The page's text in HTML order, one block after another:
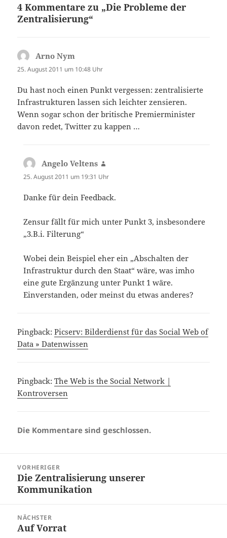
4 Kommentare zu „Die Probleme der
Zentralisierung“
Arno Nym
25. August 2011 um 10:48 Uhr
Du hast noch einen Punkt vergessen: zentralisierte
Infrastrukturen lassen sich leichter zensieren.
Wenn sogar schon der britische Premierminister
davon redet, Twitter zu kappen …
Angelo Veltens
25. August 2011 um 19:31 Uhr
Danke für dein Feedback.
Zensur fällt für mich unter Punkt 3, insbesondere
„3.B.i. Filterung“
Wobei dein Beispiel eher ein „Abschalten der
Infrastruktur durch den Staat“ wäre, was imho
eine gute Ergänzung unter Punkt 1 wäre.
Einverstanden, oder meinst du etwas anderes?
Pingback:Picserv: Bilderdienst für das Social Web of
Data » Datenwissen
Pingback:The Web is the Social Network |
Kontroversen
Die Kommentare sind geschlossen.
VORHERIGER
Vorheriger
Beitrag:
Die Zentralisierung unserer
Kommunikation
NÄCHSTER
Nächster
Auf Vorrat